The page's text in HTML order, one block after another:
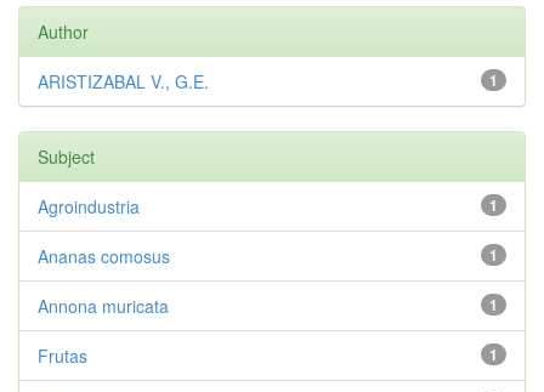
Author
1
ARISTIZABAL V., G.E.
Subject
1
Agroindustria
1
Ananas comosus
1
Annona muricata
1
Frutas